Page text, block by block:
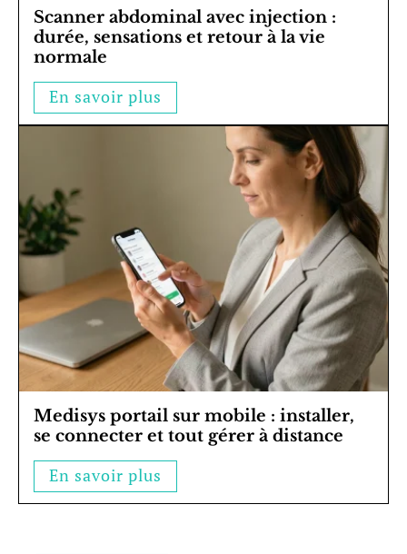
Scanner abdominal avec injection :
durée, sensations et retour à la vie
normale
En savoir plus
Medisys portail sur mobile : installer,
se connecter et tout gérer à distance
En savoir plus